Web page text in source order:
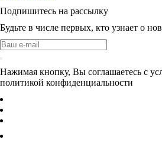
Подпишитесь на рассылку
Будьте в числе первых, кто узнает о
Нажимая кнопку, Вы соглашаетесь с
политикой конфиденциальности